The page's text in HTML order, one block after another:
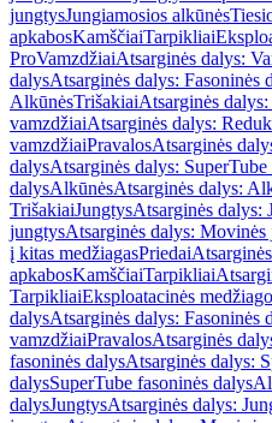
jungtysJungiamosios alkūnės
apkabosKamščiaiTarpikliai
ProVamzdžiaiAtsarginės dalys:
dalysAtsarginės dalys: Fasoninės
AlkūnėsTrišakiaiAtsarginės
vamzdžiaiAtsarginės dalys:
vamzdžiaiPravalosAtsarginės
dalysAtsarginės dalys: SuperTube
dalysAlkūnėsAtsarginės dalys:
TrišakiaiJungtysAtsarginės dalys:
jungtysAtsarginės dalys: Movinės
į kitas medžiagasPriedai
apkabosKamščiaiTarpikliai
TarpikliaiEksploatacinės
dalysAtsarginės dalys: Fasoninės
vamzdžiaiPravalosAtsarginės
fasoninės dalysAtsarginės dalys:
dalysSuperTube fasoninės dalys
dalysJungtysAtsarginės dalys: